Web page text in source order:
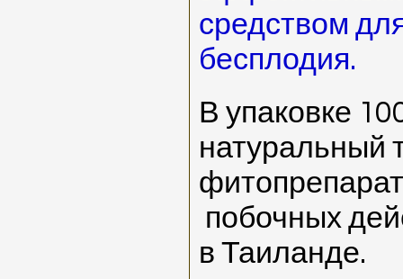
средством
бесплодия.
В упаковке
натуральный
побочных
в Таиланде.